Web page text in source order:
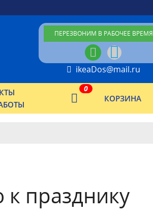
ПЕРЕЗВОНИМ В РАБОЧЕЕ ВРЕМЯ
ikeaDos@mail.ru
КОРЗИНА
0
празднику